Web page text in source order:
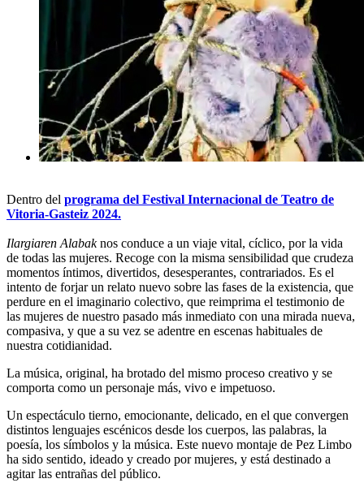
Dentro del programa del Festival Internacional de Teatro de
Vitoria-Gasteiz 2024.
Ilargiaren Alabaknos conduce a un viaje vital, cíclico, por la vida
de todas las mujeres. Recoge con la misma sensibilidad que crudeza
momentos íntimos, divertidos, desesperantes, contrariados. Es el
intento de forjar un relato nuevo sobre las fases de la existencia, que
perdure en el imaginario colectivo, que reimprima el testimonio de
las mujeres de nuestro pasado más inmediato con una mirada nueva,
compasiva, y que a su vez se adentre en escenas habituales de
nuestra cotidianidad.
La música, original, ha brotado del mismo proceso creativo y se
comporta como un personaje más, vivo e impetuoso.
Un espectáculo tierno, emocionante, delicado, en el que convergen
distintos lenguajes escénicos desde los cuerpos, las palabras, la
poesía, los símbolos y la música. Este nuevo montaje de Pez Limbo
ha sido sentido, ideado y creado por mujeres, y está destinado a
agitar las entrañas del público.